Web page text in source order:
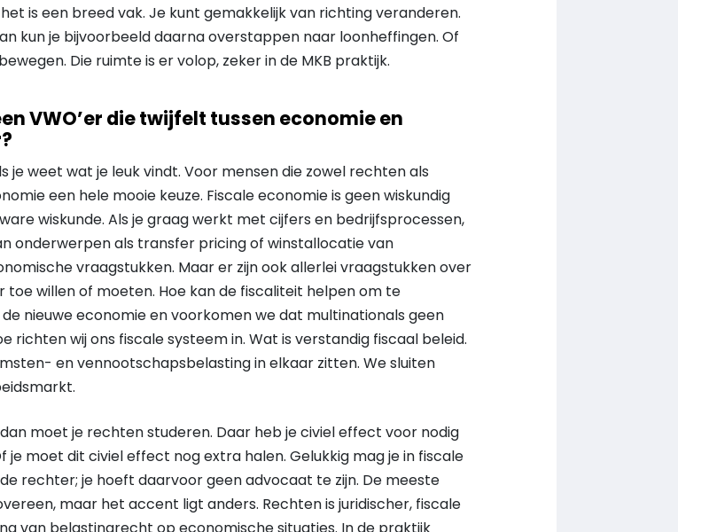
is een breed vak. Je kunt gemakkelijk van richting veranderen.
kun je bijvoorbeeld daarna overstappen naar loonheffingen. Of
Die ruimte is er volop, zeker in de MKB praktijk.
VWO’er die twijfelt tussen economie en
je weet wat je leuk vindt. Voor mensen die zowel rechten als
een hele mooie keuze. Fiscale economie is geen wiskundig
wiskunde. Als je graag werkt met cijfers en bedrijfsprocessen,
onderwerpen als transfer pricing of winstallocatie van
vraagstukken. Maar er zijn ook allerlei vraagstukken over
willen of moeten. Hoe kan de fiscaliteit helpen om te
nieuwe economie en voorkomen we dat multinationals geen
richten wij ons fiscale systeem in. Wat is verstandig fiscaal beleid.
en vennootschapsbelasting in elkaar zitten. We sluiten
moet je rechten studeren. Daar heb je civiel effect voor nodig
je moet dit civiel effect nog extra halen. Gelukkig mag je in fiscale
rechter; je hoeft daarvoor geen advocaat te zijn. De meeste
maar het accent ligt anders. Rechten is juridischer, fiscale